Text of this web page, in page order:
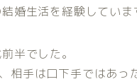
婚生活を経験していま
半でした。
相手は口下手ではあ